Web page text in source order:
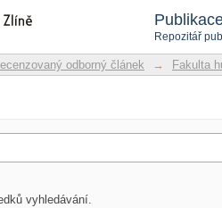
Repozitář
odborný článek → Fakulta
vyhledávání.